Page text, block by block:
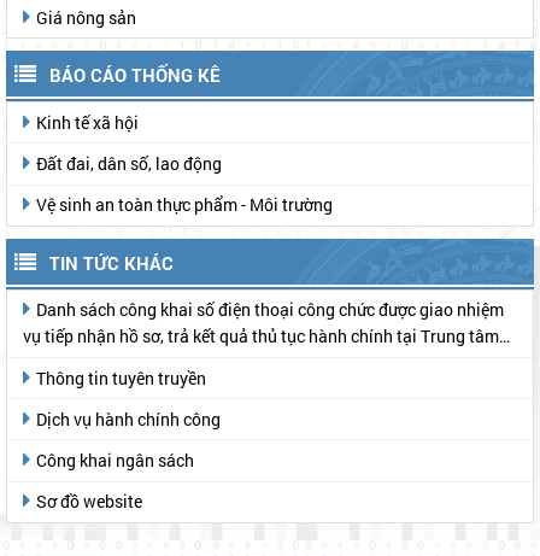
Giá nông sản
BÁO CÁO THỐNG KÊ
Kinh tế xã hội
Đất đai, dân số, lao động
Vệ sinh an toàn thực phẩm - Môi trường
TIN TỨC KHÁC
vụ tiếp nhận hồ sơ, trả kết quả thủ tục hành chính tại Trung tâm
Thông tin tuyên truyền
Dịch vụ hành chính công
Công khai ngân sách
Sơ đồ website